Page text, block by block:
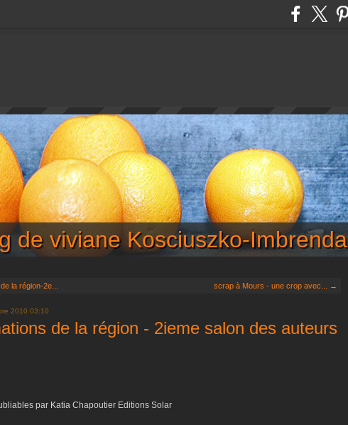
de viviane Kosciuszko-Imbrenda
la région-2e... scrap à Mours - une crop avec... →
2010 03:10
de la région - 2ieme salon des auteurs
par Katia Chapoutier Editions Solar